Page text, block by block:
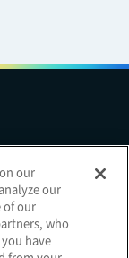
グループのDX
our
our
of our
who
have